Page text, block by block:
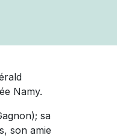
Namy.
sa
son amie